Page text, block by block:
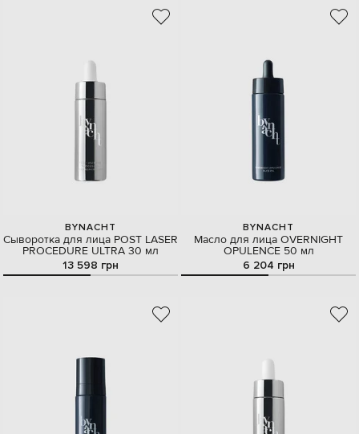
BYNACHT
Сыворотка для лица POST LASER
PROCEDURE ULTRA 30 мл
13 598 грн
BYNACHT
Масло для лица OVERNIGHT
OPULENCE 50 мл
6 204 грн